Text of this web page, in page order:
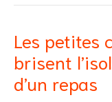
Les petites
brisent
d’un repas